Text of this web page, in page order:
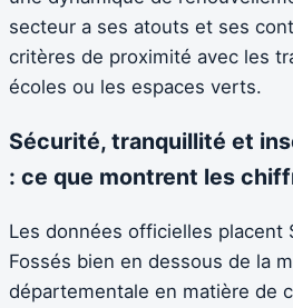
secteur a ses atouts et ses
critères de proximité avec les
écoles ou les espaces verts.
Sécurité, tranquillité et
: ce que montrent les
Les données officielles placent
Fossés bien en dessous de la
départementale en matière de